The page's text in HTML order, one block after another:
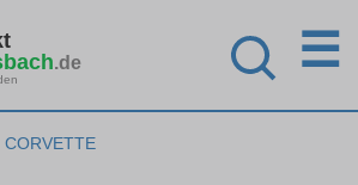
.de ☰
CORVETTE